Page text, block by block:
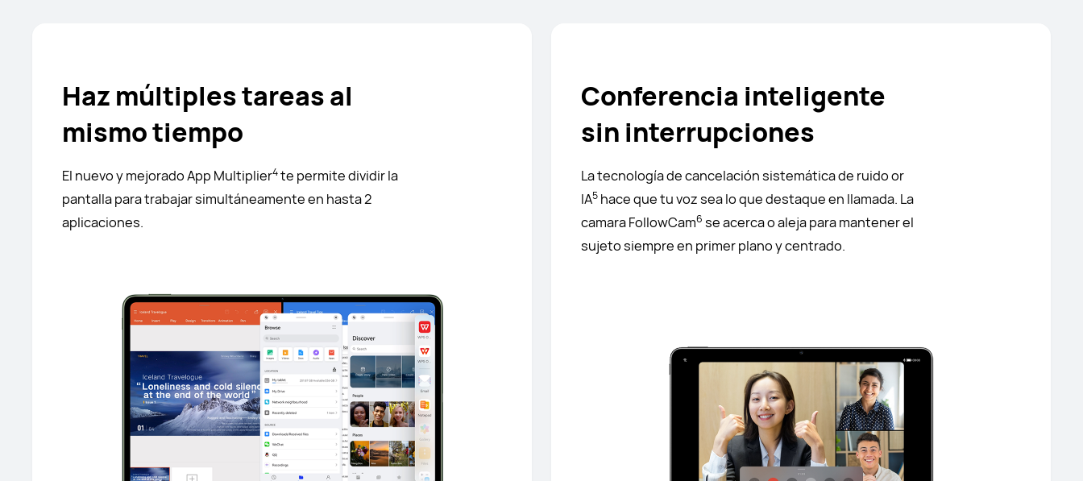
Haz múltiples tareas al
mismo tiempo
El nuevo y mejorado App Multiplier4te permite dividir la
pantalla para trabajar simultáneamente en hasta 2
aplicaciones.
Conferencia inteligente
sin interrupciones
La tecnología de cancelación sistemática de ruido or
IA5hace que tu voz sea lo que destaque en llamada. La
camara FollowCam6 se acerca o aleja para mantener el
sujeto siempre en primer plano y centrado.